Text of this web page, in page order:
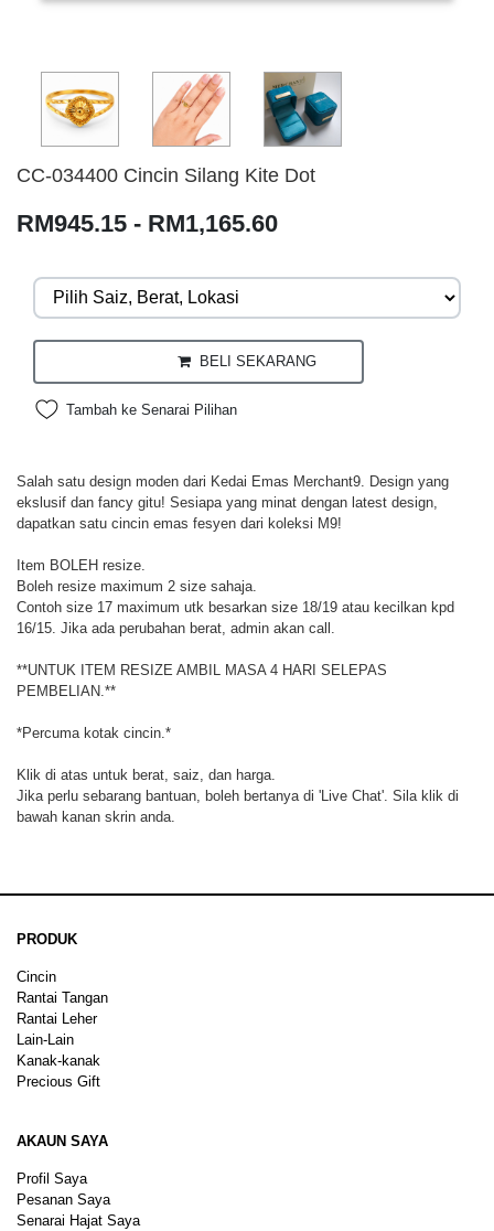
CC-034400 Cincin Silang Kite Dot
RM945.15 - RM1,165.60
BELI SEKARANG
Tambah ke Senarai Pilihan
Salah satu design moden dari Kedai Emas Merchant9. Design yang
ekslusif dan fancy gitu! Sesiapa yang minat dengan latest design,
dapatkan satu cincin emas fesyen dari koleksi M9!
Item BOLEH resize.
Boleh resize maximum 2 size sahaja.
Contoh size 17 maximum utk besarkan size 18/19 atau kecilkan kpd
16/15. Jika ada perubahan berat, admin akan call.
**UNTUK ITEM RESIZE AMBIL MASA 4 HARI SELEPAS
PEMBELIAN.**
*Percuma kotak cincin.*
Klik di atas untuk berat, saiz, dan harga.
Jika perlu sebarang bantuan, boleh bertanya di 'Live Chat'. Sila klik di
bawah kanan skrin anda.
PRODUK
Cincin
Rantai Tangan
Rantai Leher
Lain-Lain
Kanak-kanak
Precious Gift
AKAUN SAYA
Profil Saya
Pesanan Saya
Senarai Hajat Saya